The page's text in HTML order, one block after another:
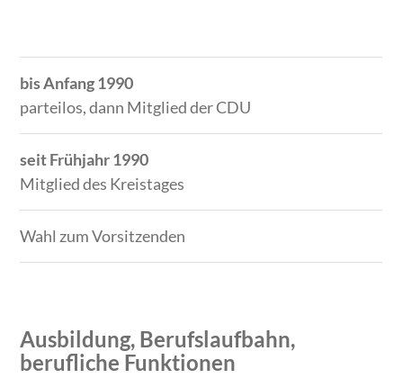
Zeitraum
Tätigkeit
bis Anfang 1990
parteilos, dann Mitglied der CDU
seit Frühjahr 1990
Mitglied des Kreistages
Wahl zum Vorsitzenden
Ausbildung, Berufslaufbahn,
berufliche Funktionen